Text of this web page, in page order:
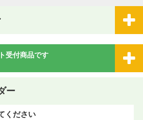
受付商品です
ー
ください